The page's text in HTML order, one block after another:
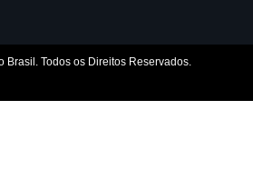
Brasil. Todos os Direitos Reservados.